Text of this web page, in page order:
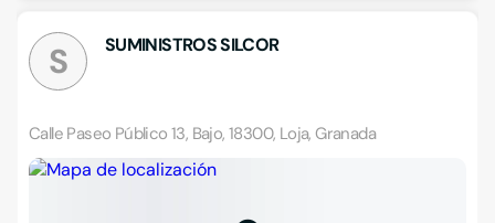
S SUMINISTROS SILCOR
Calle Paseo Público 13, Bajo, 18300, Loja, Granada